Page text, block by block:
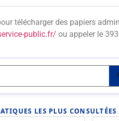
télécharger des papiers
public.fr/ ou appeler le
LES PLUS CONSULTÉES